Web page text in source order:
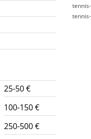
25-50 €
100-150 €
250-500 €